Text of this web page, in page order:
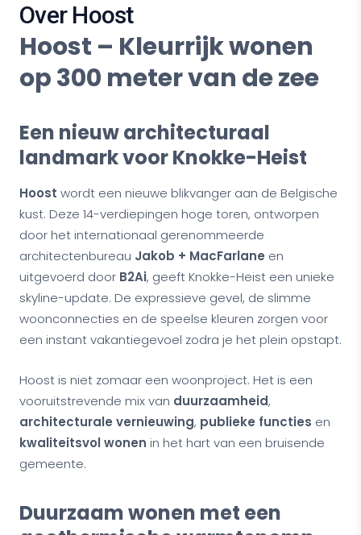
Over Hoost
Hoost – Kleurrijk wonen
op 300 meter van de zee
Een nieuw architecturaal
landmark voor Knokke-Heist
Hoost wordt een nieuwe blikvanger aan de Belgische
kust. Deze 14-verdiepingen hoge toren, ontworpen
door het internationaal gerenommeerde
architectenbureau Jakob + MacFarlane en
uitgevoerd door B2Ai, geeft Knokke-Heist een unieke
skyline-update. De expressieve gevel, de slimme
woonconnecties en de speelse kleuren zorgen voor
een instant vakantiegevoel zodra je het plein opstapt.
Hoost is niet zomaar een woonproject. Het is een
vooruitstrevende mix van duurzaamheid,
architecturale vernieuwing, publieke functies en
kwaliteitsvol wonen in het hart van een bruisende
gemeente.
Duurzaam wonen met een